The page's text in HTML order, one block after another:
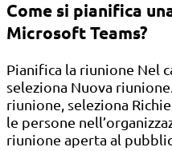
Come si pianifica
Microsoft Teams?
Pianifica la riunione Nel
seleziona Nuova
riunione, seleziona
le persone
riunione aperta al